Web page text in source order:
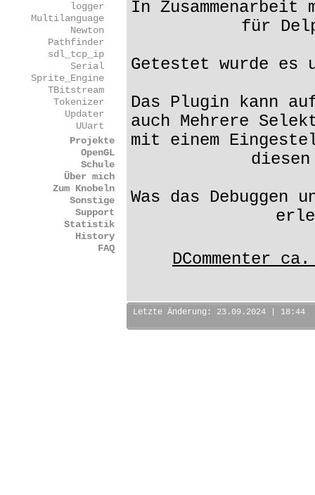
logger
Multilanguage
Newton
Pathfinder
sdl_tcp_ip
Serial
Sprite_Engine
TBitstream
Tokenizer
Updater
UUart
Projekte
OpenGL
Schule
Über mich
Zum Knobeln
Sonstige
Support
Statistik
History
FAQ
In
für
Getestet wurde es
Das Plugin kann
auch Mehrere
mit einem
Was das
DCommenter
Letzte Änderung: 23.09.2024 | 18:44